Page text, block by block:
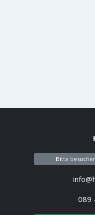
Bitte
089